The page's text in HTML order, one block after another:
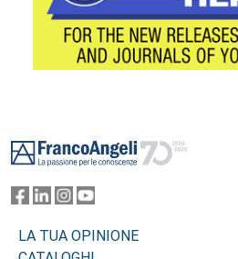
LA TUA OPINIONE